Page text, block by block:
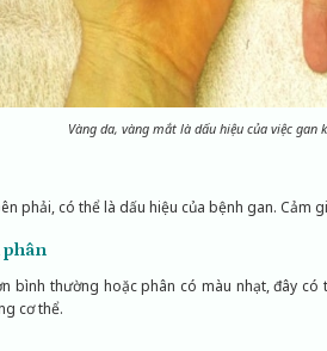
Vàng da, vàng mắt là dấu hiệu của việc
phải, có thể là dấu hiệu của bệnh gan. Cảm
phân
bình thường hoặc phân có màu nhạt, đây
cơ thể.